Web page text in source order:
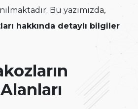
Bu yazımızda,
hakkında detaylı bilgiler